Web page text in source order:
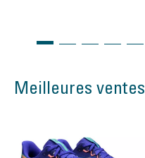
Meilleures ventes